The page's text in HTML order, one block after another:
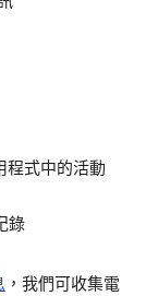
程式中的活動
錄
，我們可收集電